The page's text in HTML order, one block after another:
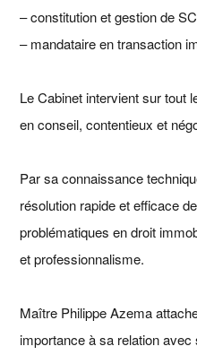
– constitution et gestion de
– mandataire en transaction
Le Cabinet intervient sur tout
en conseil, contentieux et
Par sa connaissance
résolution rapide et efficace
problématiques en droit
et professionnalisme.
Maître Philippe Azema
importance à sa relation